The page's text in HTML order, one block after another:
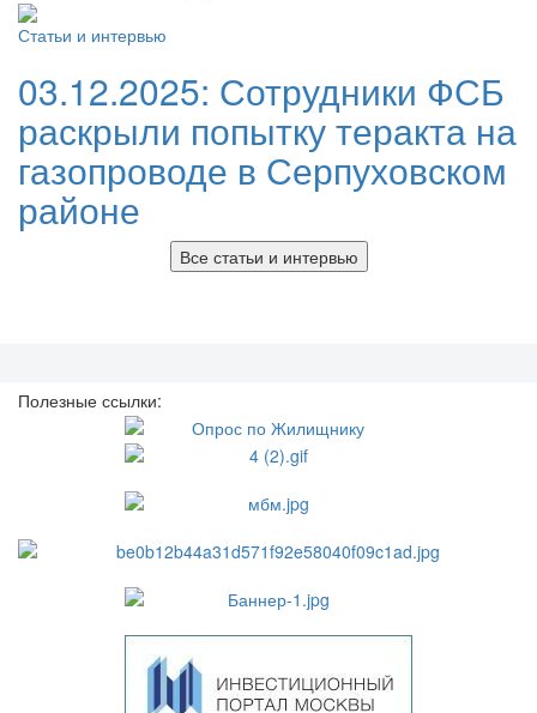
Статьи и интервью
03.12.2025: Сотрудники ФСБ
раскрыли попытку теракта на
газопроводе в Серпуховском
районе
Все статьи и интервью
Полезные ссылки: